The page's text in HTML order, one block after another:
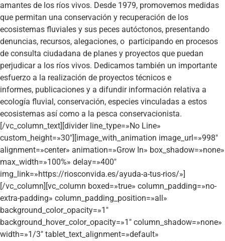
amantes de los ríos vivos. Desde 1979, promovemos medidas
que permitan una conservación y recuperación de los
ecosistemas fluviales y sus peces autóctonos, presentando
denuncias, recursos, alegaciones, o participando en procesos
de consulta ciudadana de planes y proyectos que puedan
perjudicar a los ríos vivos. Dedicamos también un importante
esfuerzo a la realización de proyectos técnicos e
informes, publicaciones y a difundir información relativa a
ecología fluvial, conservación, especies vinculadas a estos
ecosistemas así como a la pesca conservacionista.
[/vc_column_text][divider line_type=»No Line»
custom_height=»30″][image_with_animation image_url=»998″
alignment=»center» animation=»Grow In» box_shadow=»none»
max_width=»100%» delay=»400″
img_link=»https://riosconvida.es/ayuda-a-tus-rios/»]
[/vc_column][vc_column boxed=»true» column_padding=»no-
extra-padding» column_padding_position=»all»
background_color_opacity=»1″
background_hover_color_opacity=»1″ column_shadow=»none»
width=»1/3″ tablet_text_alignment=»default»